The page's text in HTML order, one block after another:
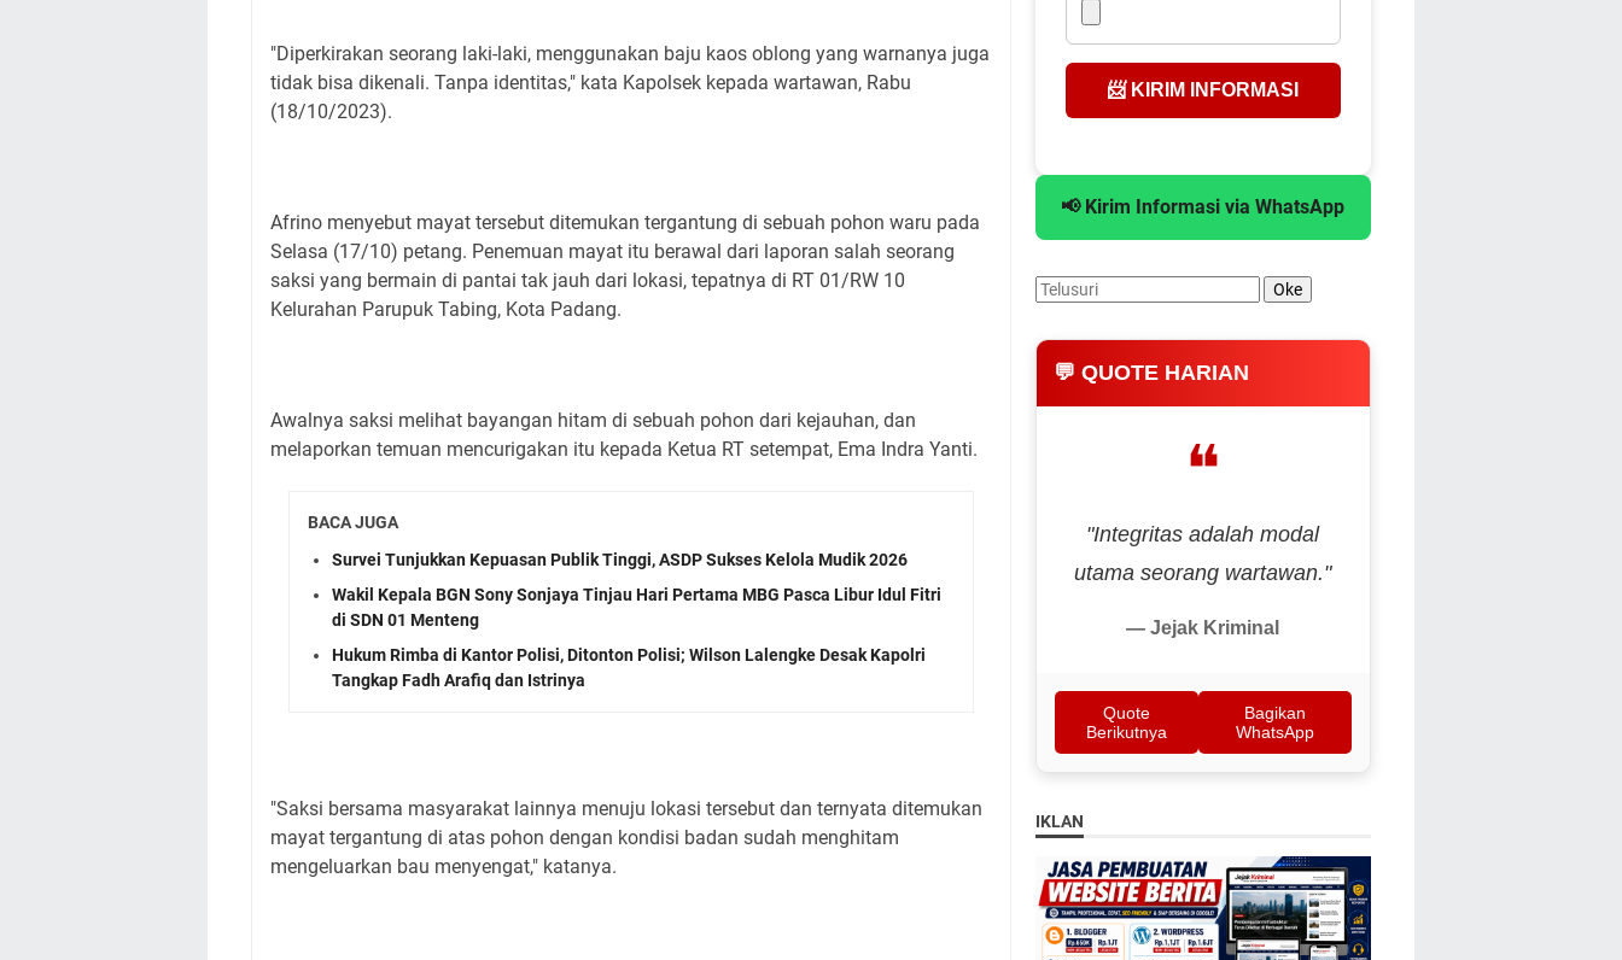
"Diperkirakan seorang laki-laki, menggunakan baju kaos oblong yang warnanya juga
tidak bisa dikenali. Tanpa identitas," kata Kapolsek kepada wartawan, Rabu
(18/10/2023).
Afrino menyebut mayat tersebut ditemukan tergantung di sebuah pohon waru pada
Selasa (17/10) petang. Penemuan mayat itu berawal dari laporan salah seorang
saksi yang bermain di pantai tak jauh dari lokasi, tepatnya di RT 01/RW 10
Kelurahan Parupuk Tabing, Kota Padang.
Awalnya saksi melihat bayangan hitam di sebuah pohon dari kejauhan, dan
melaporkan temuan mencurigakan itu kepada Ketua RT setempat, Ema Indra Yanti.
BACA JUGA
Survei Tunjukkan Kepuasan Publik Tinggi, ASDP Sukses Kelola Mudik 2026
Wakil Kepala BGN Sony Sonjaya Tinjau Hari Pertama MBG Pasca Libur Idul Fitri
di SDN 01 Menteng
Hukum Rimba di Kantor Polisi, Ditonton Polisi; Wilson Lalengke Desak Kapolri
Tangkap Fadh Arafiq dan Istrinya
"Saksi bersama masyarakat lainnya menuju lokasi tersebut dan ternyata ditemukan
mayat tergantung di atas pohon dengan kondisi badan sudah menghitam
mengeluarkan bau menyengat," katanya.
📨 KIRIM INFORMASI
📢 Kirim Informasi via WhatsApp
💬 QUOTE HARIAN
❝
"Integritas adalah modal
utama seorang wartawan."
— Jejak Kriminal
Quote
Berikutnya
Bagikan
WhatsApp
IKLAN